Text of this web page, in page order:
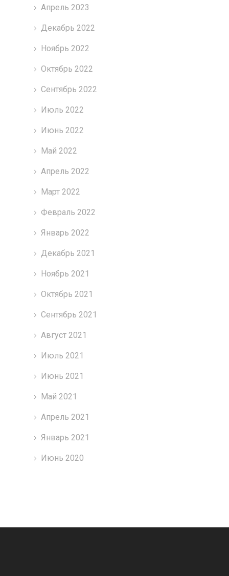
Апрель 2023
Декабрь 2022
Ноябрь 2022
Октябрь 2022
Сентябрь 2022
Июль 2022
Июнь 2022
Май 2022
Апрель 2022
Март 2022
Февраль 2022
Январь 2022
Декабрь 2021
Ноябрь 2021
Октябрь 2021
Сентябрь 2021
Август 2021
Июль 2021
Июнь 2021
Май 2021
Апрель 2021
Январь 2021
Июнь 2020